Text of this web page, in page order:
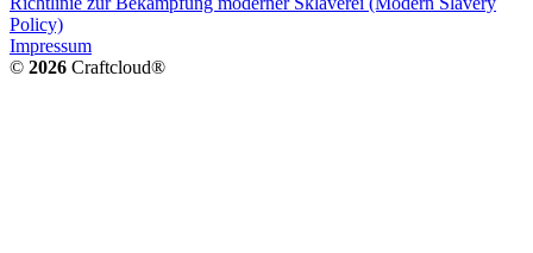
Policy)
Impressum
© 2026 Craftcloud®